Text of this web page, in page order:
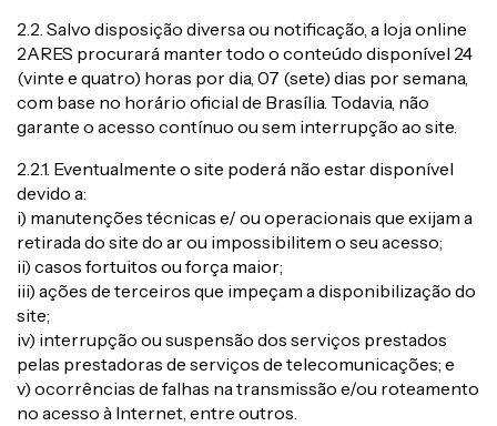
2.2. Salvo disposição diversa ou notificação, a loja online
2ARES procurará manter todo o conteúdo disponível 24
(vinte e quatro) horas por dia, 07 (sete) dias por semana,
com base no horário oficial de Brasília. Todavia, não
garante o acesso contínuo ou sem interrupção ao site.
2.2.1. Eventualmente o site poderá não estar disponível
devido a:
i) manutenções técnicas e/ ou operacionais que exijam a
retirada do site do ar ou impossibilitem o seu acesso;
ii) casos fortuitos ou força maior;
iii) ações de terceiros que impeçam a disponibilização do
site;
iv) interrupção ou suspensão dos serviços prestados
pelas prestadoras de serviços de telecomunicações; e
v) ocorrências de falhas na transmissão e/ou roteamento
no acesso à Internet, entre outros.